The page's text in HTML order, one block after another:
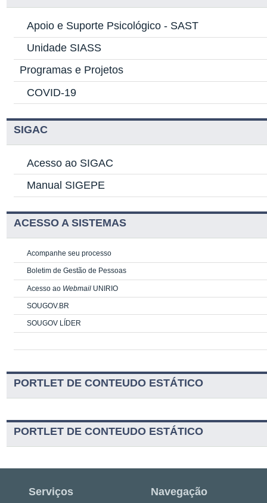
Apoio e Suporte Psicológico - SAST
Unidade SIASS
Programas e Projetos
COVID-19
SIGAC
Acesso ao SIGAC
Manual SIGEPE
ACESSO A SISTEMAS
Acompanhe seu processo
Boletim de Gestão de Pessoas
Acesso ao Webmail UNIRIO
SOUGOV.BR
SOUGOV LÍDER
PORTLET DE CONTEUDO ESTÁTICO
PORTLET DE CONTEUDO ESTÁTICO
Serviços Navegação